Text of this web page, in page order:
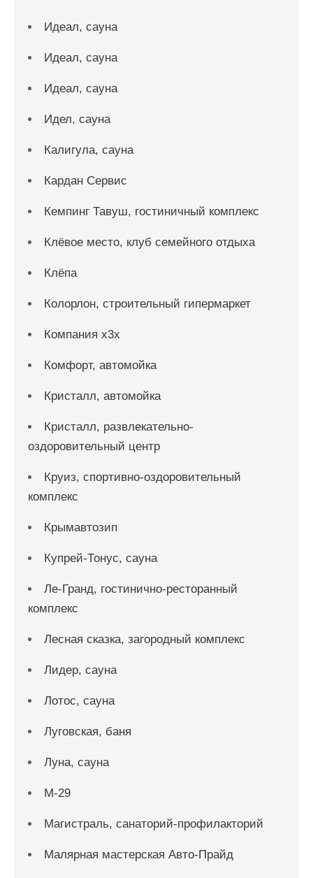
Идеал, сауна
Идеал, сауна
Идеал, сауна
Идел, сауна
Калигула, сауна
Кардан Сервис
Кемпинг Тавуш, гостиничный комплекс
Клёвое место, клуб семейного отдыха
Клёпа
Колорлон, строительный гипермаркет
Компания x3x
Комфорт, автомойка
Кристалл, автомойка
Кристалл, развлекательно-
оздоровительный центр
Круиз, спортивно-оздоровительный
комплекс
Крымавтозип
Купрей-Тонус, сауна
Ле-Гранд, гостинично-ресторанный
комплекс
Лесная сказка, загородный комплекс
Лидер, сауна
Лотос, сауна
Луговская, баня
Луна, сауна
М-29
Магистраль, санаторий-профилакторий
Малярная мастерская Авто-Прайд